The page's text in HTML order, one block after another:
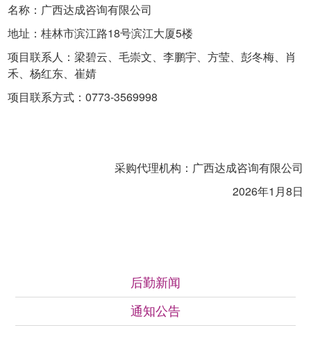
名称：广西达成咨询有限公司
地址：桂林市滨江路18号滨江大厦5楼
项目联系人：梁碧云、毛崇文、李鹏宇、方莹、彭冬梅、肖
禾、杨红东、崔婧
项目联系方式：0773-3569998
采购代理机构：广西达成咨询有限公司
2026年1月8日
后勤新闻
通知公告